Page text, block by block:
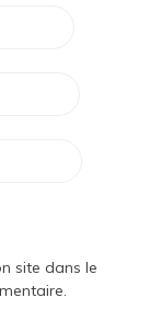
site dans le